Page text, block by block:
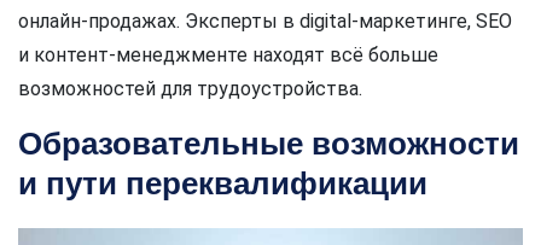
онлайн-продажах. Эксперты в digital-маркетинге, SEO
и контент-менеджменте находят всё больше
возможностей для трудоустройства.
Образовательные возможности
и пути переквалификации